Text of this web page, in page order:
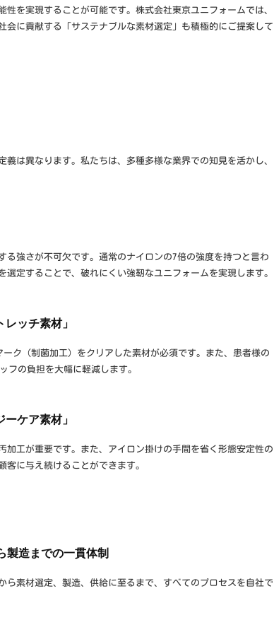
を実現することが可能です。株式会社東京ユニフォームでは、
に貢献する「サステナブルな素材選定」も積極的にご提案して
は異なります。私たちは、多種多様な業界での知見を活かし、
強さが不可欠です。通常のナイロンの7倍の強度を持つと言わ
定することで、破れにくい強靭なユニフォームを実現します。
ッチ素材」
ク（制菌加工）をクリアした素材が必須です。また、患者様の
フの負担を大幅に軽減します。
ケア素材」
工が重要です。また、アイロン掛けの手間を省く形態安定性の
に与え続けることができます。
製造までの一貫体制
素材選定、製造、供給に至るまで、すべてのプロセスを自社で